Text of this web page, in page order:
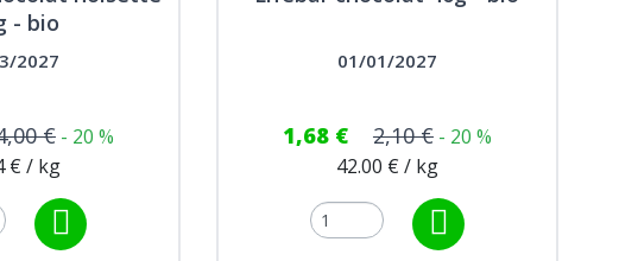
- bio
2027
€ - 20 %
€ / kg
01/01/2027
1,68 € 2,10 € - 20 %
42.00 € / kg